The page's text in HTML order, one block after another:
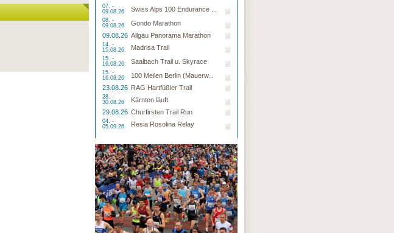
07. -
09.08.26
Swiss Alps 100 Endurance ...
08. -
09.08.26
Gondo Marathon
09.08.26 Allgäu Panorama Marathon
14. -
15.08.26
Madrisa Trail
15. -
16.08.26
Saalbach Trail u. Skyrace
15. -
16.08.26
100 Meilen Berlin (Mauerw...
23.08.26 RAG Hartfüßler Trail
28. -
30.08.26
Kärnten läuft
29.08.26 Churfirsten Trail Run
04. -
05.09.26
Resia Rosolina Relay